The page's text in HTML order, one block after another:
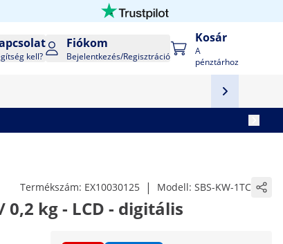
kell?
Fiókom
Bejelentkezés/Regisztráció
Kosár
A
pénztárhoz
Termékszám: EX10030125 | Modell: SBS-KW-1TC
kg - LCD - digitális